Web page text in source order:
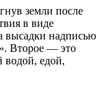
земли после
в виде
высадки надписью
Второе — это
водой, едой,